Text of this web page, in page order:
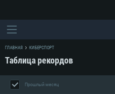
ГЛАВНАЯ КИБЕРСПОРТ
Таблица рекордов
Прошлый месяц